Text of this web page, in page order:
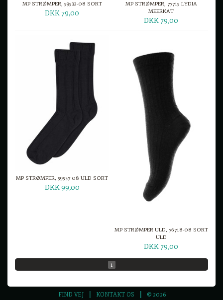
MP STRØMPER, 59532-08 SORT
DKK 79,00
MP STRØMPER, 77715 LYDIA
MEERKAT
DKK 79,00
MP STRØMPER, 59537 08 ULD SORT
DKK 99,00
MP STRØMPER ULD, 76718-08 SORT
ULD
DKK 79,00
1
FIND VEJ KONTAKT OS © 2026